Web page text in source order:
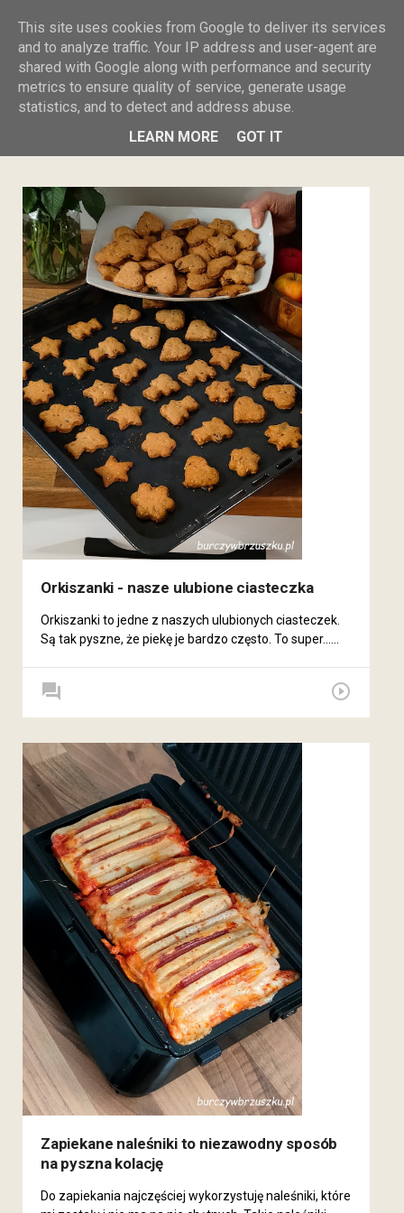
Burczy w
brzuszku
Orkiszanki - nasze ulubione ciasteczka
Orkiszanki to jedne z naszych ulubionych ciasteczek.
Są tak pyszne, że piekę je bardzo często. To super......
forum play_circle_outline
Zapiekane naleśniki to niezawodny sposób
na pyszna kolację
Do zapiekania najczęściej wykorzystuję naleśniki, które
This site uses cookies from Google to deliver its services
and to analyze traffic. Your IP address and user-agent are
shared with Google along with performance and security
metrics to ensure quality of service, generate usage
statistics, and to detect and address abuse.
LEARN MORE
GOT IT